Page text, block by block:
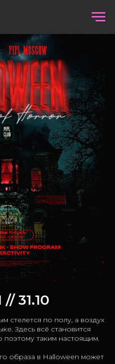
31.10
стелется по полу, а воздух
Здесь всё становится
поэтому таким настоящим.
образа в Halloween может